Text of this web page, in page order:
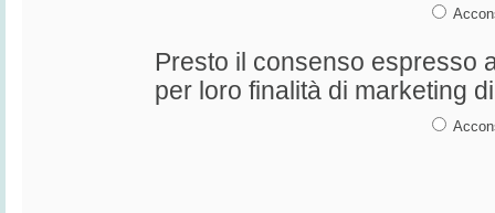
Presto il consenso espresso
per loro finalità di marketing